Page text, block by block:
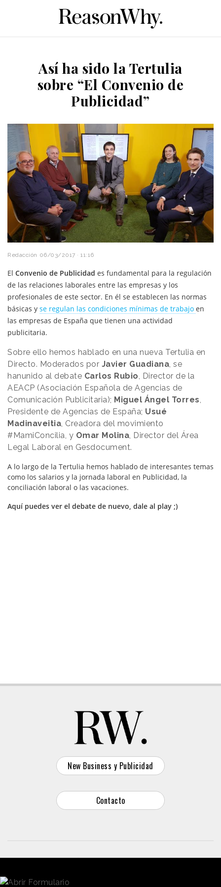
Así ha sido la Tertulia
sobre “El Convenio de
Publicidad”
Redacción 06/03/2017 · 11:16
El Convenio de Publicidad es fundamental para la regulación
de las relaciones laborales entre las empresas y los
profesionales de este sector. En él se establecen las normas
básicas y se regulan las condiciones mínimas de trabajo en
las empresas de España que tienen una actividad
publicitaria.
Sobre ello hemos hablado en una nueva Tertulia en
Directo. Moderados por Javier Guadiana, se
hanunido al debate Carlos Rubio, Director de la
AEACP (Asociación Española de Agencias de
Comunicación Publicitaria); Miguel Ángel Torres,
Presidente de Agencias de España; Usué
Madinaveitia, Creadora del movimiento
#MamiConcilia, y Omar Molina, Director del Área
Legal Laboral en Gesdocument.
A lo largo de la Tertulia hemos hablado de interesantes temas
como los salarios y la jornada laboral en Publicidad, la
conciliación laboral o las vacaciones.
Aquí puedes ver el debate de nuevo, dale al play ;)
New Business y Publicidad
Contacto
Dirección: Calle Antonio Pirala 29. Madrid, 28017